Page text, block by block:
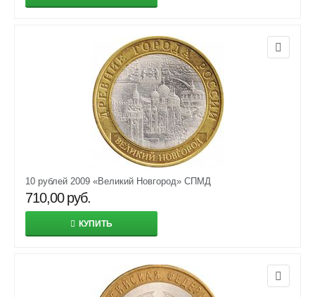
10 рублей 2009 «Великий Новгород» СПМД
710,00 руб.
КУПИТЬ